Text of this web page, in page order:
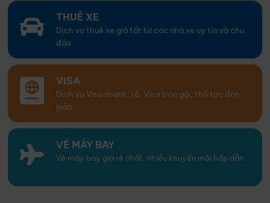
THUÊ XE
Dịch vụ thuê xe giá tốt từ các nhà xe uy tín và chu
đáo
VISA
Dịch vụ Visa nhanh, rẻ. Visa trọn gói, thủ tục đơn
giản
VÉ MÁY BAY
Vé máy bay giá rẻ nhất, nhiều khuyến mãi hấp dẫn